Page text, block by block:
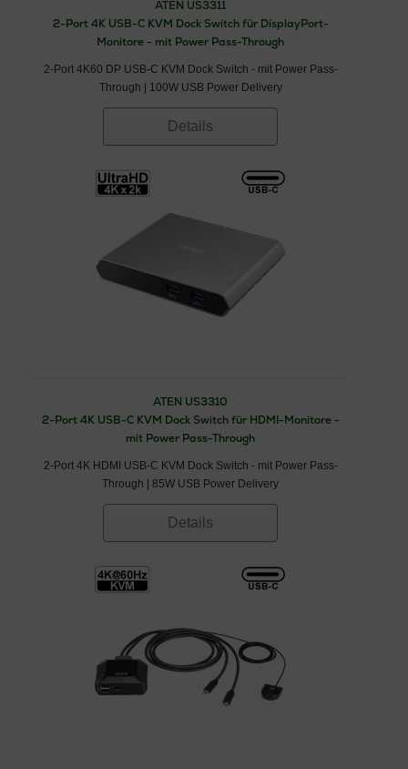
USB-C KVM-Umschalter – Arten und
Funktionumfang
die unterschiedliche Anschlüsse und Funktionen bieten
können. Manche Modelle unterstützen auch die Übertragung
von Audio oder USB-Geräten wie Druckern oder externen
Unterstützung bei der Auswahl des richtigen USB-C
KVM-Switches
entscheiden, sollten Sie sicherstellen, dass dieser mit ihren
Computern und dem Monitor kompatibel ist. Außerdem ist es
ratsam, die Spezifikationen der einzelnen USB-C KVM-
Umschalter zu überprüfen, um sicherzustellen, dass dieser
die gewünschten Funktionen unterstützt.
Beratung und Vertrieb von USB-C KVM Umschaltern |
ATEN US3311
2-Port 4K USB-C KVM Dock Switch für DisplayPort-
Monitore - mit Power Pass-Through
2-Port 4K60 DP USB-C KVM Dock Switch - mit Power Pass-
Through | 100W USB Power Delivery
Details
ATEN US3310
2-Port 4K USB-C KVM Dock Switch für HDMI-Monitore -
mit Power Pass-Through
2-Port 4K HDMI USB-C KVM Dock Switch - mit Power Pass-
Through | 85W USB Power Delivery
Details